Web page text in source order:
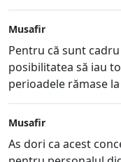
Musafir
Pentru că sunt
posibilitatea să iau
perioadele rămase
Musafir
As dori ca acest